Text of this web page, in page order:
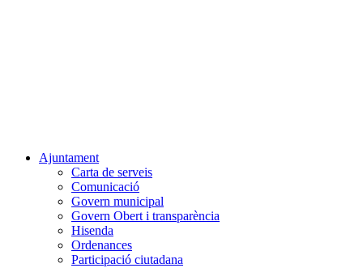
Ajuntament
Carta de serveis
Comunicació
Govern municipal
Govern Obert i transparència
Hisenda
Ordenances
Participació ciutadana